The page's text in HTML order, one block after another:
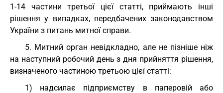
1-14 частини третьої цієї статті, приймають інші
рішення у випадках, передбачених законодавством
України з питань митної справи.
5. Митний орган невідкладно, але не пізніше ніж
на наступний робочий день з дня прийняття рішення,
визначеного частиною третьою цієї статті:
1) надсилає підприємству в паперовій або